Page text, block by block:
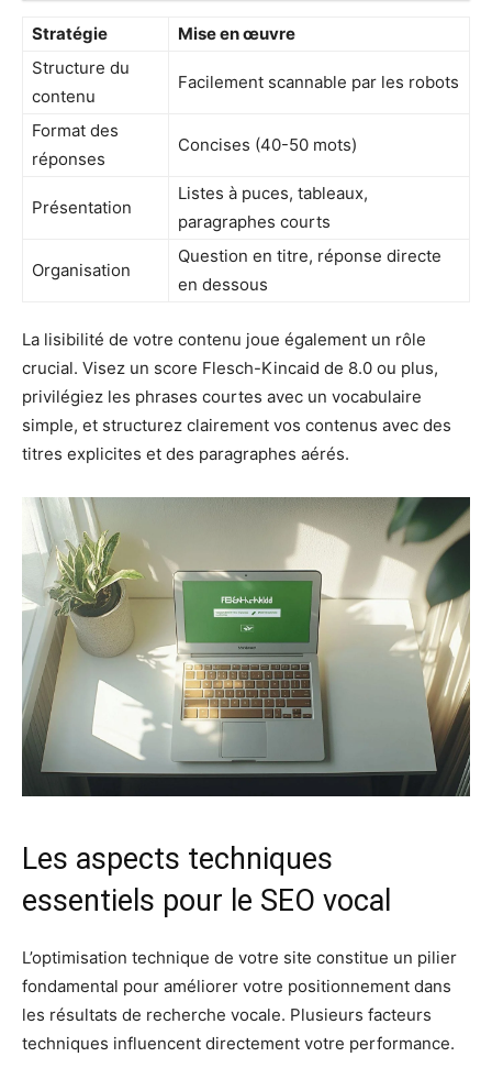
Stratégie
Mise en œuvre
Structure du
contenu
Facilement scannable par les robots
Format des
réponses
Concises (40-50 mots)
Présentation
Listes à puces, tableaux,
paragraphes courts
Organisation
Question en titre, réponse directe
en dessous
La lisibilité de votre contenu joue également un rôle
crucial. Visez un score Flesch-Kincaid de 8.0 ou plus,
privilégiez les phrases courtes avec un vocabulaire
simple, et structurez clairement vos contenus avec des
titres explicites et des paragraphes aérés.
Les aspects techniques
essentiels pour le SEO vocal
L’optimisation technique de votre site constitue un pilier
fondamental pour améliorer votre positionnement dans
les résultats de recherche vocale. Plusieurs facteurs
techniques influencent directement votre performance.